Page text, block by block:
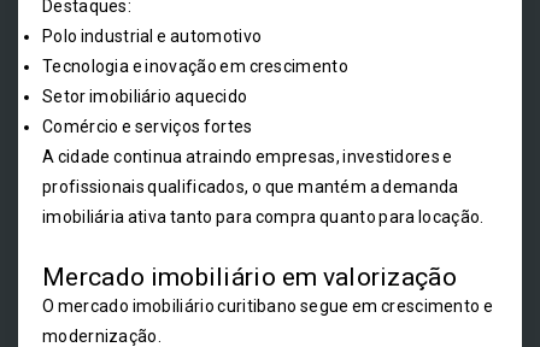
Destaques:
Polo industrial e automotivo
Tecnologia e inovação em crescimento
Setor imobiliário aquecido
Comércio e serviços fortes
A cidade continua atraindo empresas, investidores e
profissionais qualificados, o que mantém a demanda
imobiliária ativa tanto para compra quanto para locação.
Mercado imobiliário em valorização
O mercado imobiliário curitibano segue em crescimento e
modernização.